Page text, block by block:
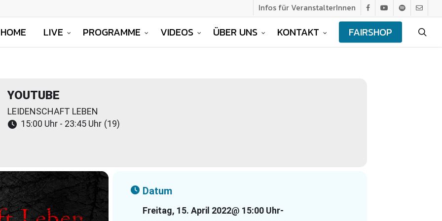
facebook
youtubespotifyemail
Infos für VeranstalterInnen
HOME LIVE PROGRAMME VIDEOS ÜBER UNS KONTAKT FAIRSHOP
YOUTUBE
LEIDENSCHAFT LEBEN
15:00 Uhr - 23:45 Uhr (19)
Datum
Freitag, 15. April 2022@ 15:00 Uhr-